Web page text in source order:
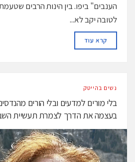
הענבים" ביפו. בין הינות הרבים
לטובה יקב לא...
קרא עודDETAILS
נשים בהייטק
בלי מורים למדעים ובלי הורים
בעצמה את הדרך לצמרת תעשיית